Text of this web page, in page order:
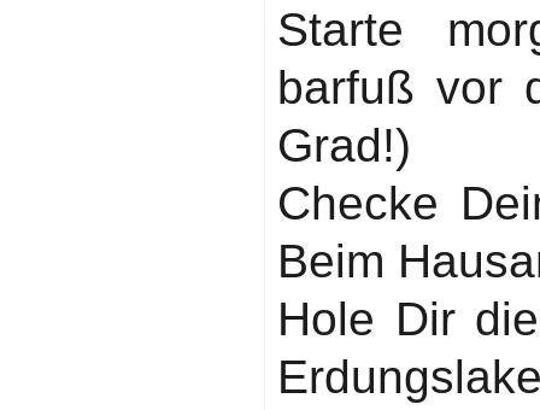
Starte
barfuß vor
Grad!)
Checke
Beim
Hole Dir